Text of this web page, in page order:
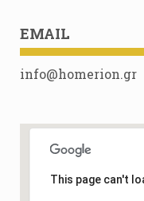
EMAIL
info@homerion.gr
This page can't